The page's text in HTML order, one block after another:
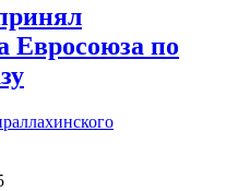
Евросоюза по